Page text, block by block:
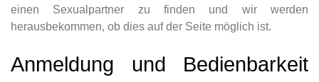
einen Sexualpartner zu finden und wir werden
herausbekommen, ob dies auf der Seite möglich ist.
Anmeldung und Bedienbarkeit